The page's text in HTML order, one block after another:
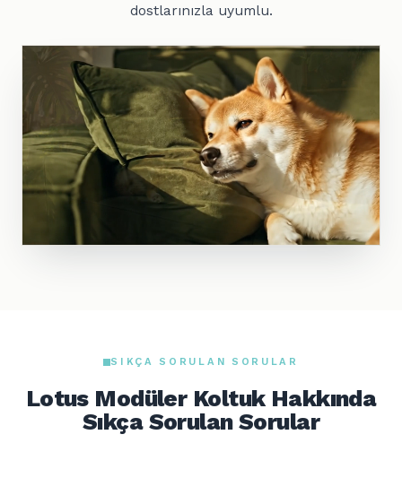
dostlarınızla uyumlu.
SIKÇA SORULAN SORULAR
Lotus Modüler Koltuk Hakkında
Sıkça Sorulan Sorular